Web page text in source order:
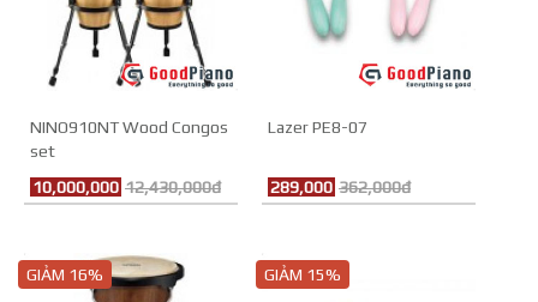
NINO910NT Wood Congos
set
10,000,000 12,430,000đ
Lazer PE8-07
289,000 362,000đ
GIẢM 16% GIẢM 15%